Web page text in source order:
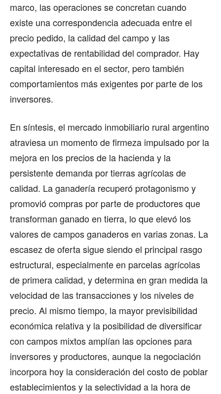
marco, las operaciones se concretan cuando
existe una correspondencia adecuada entre el
precio pedido, la calidad del campo y las
expectativas de rentabilidad del comprador. Hay
capital interesado en el sector, pero también
comportamientos más exigentes por parte de los
inversores.
En síntesis, el mercado inmobiliario rural argentino
atraviesa un momento de firmeza impulsado por la
mejora en los precios de la hacienda y la
persistente demanda por tierras agrícolas de
calidad. La ganadería recuperó protagonismo y
promovió compras por parte de productores que
transforman ganado en tierra, lo que elevó los
valores de campos ganaderos en varias zonas. La
escasez de oferta sigue siendo el principal rasgo
estructural, especialmente en parcelas agrícolas
de primera calidad, y determina en gran medida la
velocidad de las transacciones y los niveles de
precio. Al mismo tiempo, la mayor previsibilidad
económica relativa y la posibilidad de diversificar
con campos mixtos amplían las opciones para
inversores y productores, aunque la negociación
incorpora hoy la consideración del costo de poblar
establecimientos y la selectividad a la hora de